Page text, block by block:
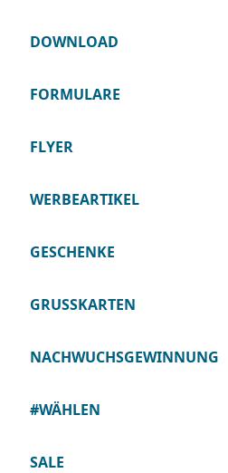
DOWNLOAD
FORMULARE
FLYER
WERBEARTIKEL
GESCHENKE
GRUSSKARTEN
NACHWUCHSGEWINNUNG
#WÄHLEN
SALE